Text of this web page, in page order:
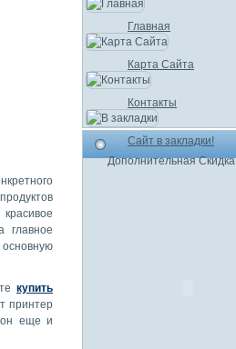
главное
купить
принтер
он еще и
Главная
Карта Сайта
Контакты
Сайт в закладки!
Дополнительная Скидка